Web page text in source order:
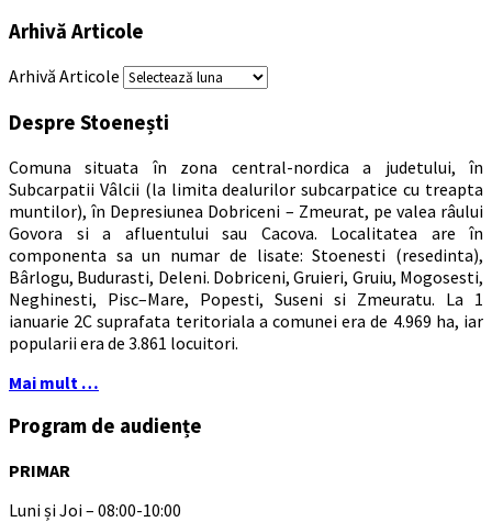
Arhivă Articole
Arhivă Articole
Despre Stoenești
Comuna situata în zona central-nordica a judetului, în
Subcarpatii Vâlcii (la limita dealurilor subcarpatice cu treapta
muntilor), în Depresiunea Dobriceni – Zmeurat, pe valea râului
Govora si a afluentului sau Cacova. Localitatea are în
componenta sa un numar de lisate: Stoenesti (resedinta),
Bârlogu, Budurasti, Deleni. Dobriceni, Gruieri, Gruiu, Mogosesti,
Neghinesti, Pisc–Mare, Popesti, Suseni si Zmeuratu. La 1
ianuarie 2C suprafata teritoriala a comunei era de 4.969 ha, iar
popularii era de 3.861 locuitori.
Mai mult …
Program de audiențe
PRIMAR
Luni și Joi – 08:00-10:00